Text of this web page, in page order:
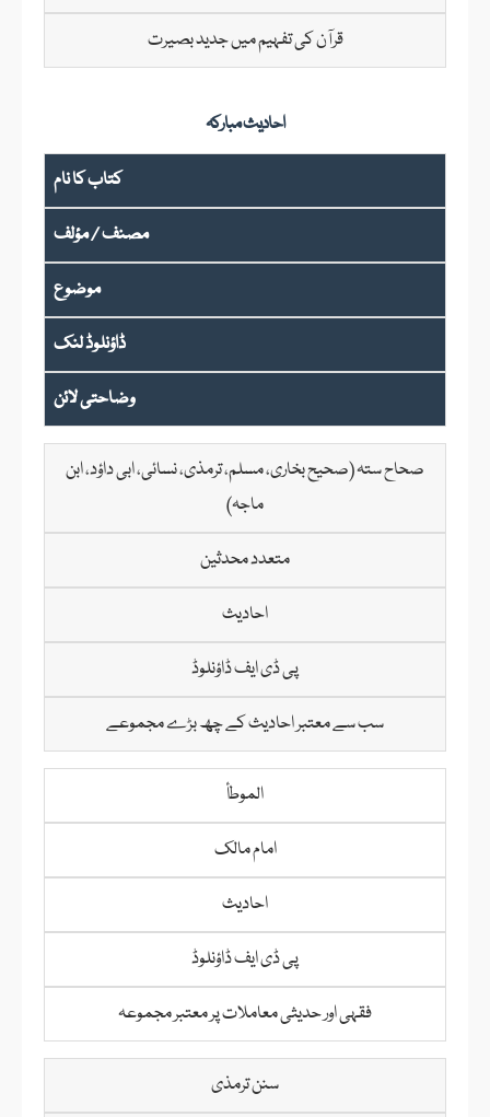
قرآن کی تفہیم میں جدید بصیرت
احادیث مبارکہ
کتاب کا نام
مصنف / مؤلف
موضوع
ڈاؤنلوڈ لنک
وضاحتی لائن
صحاح ستہ (صحیح بخاری، مسلم، ترمذی، نسائی، ابی داؤد، ابن
ماجہ)
متعدد محدثین
احادیث
پی ڈی ایف ڈاؤنلوڈ
سب سے معتبر احادیث کے چھ بڑے مجموعے
الموطأ
امام مالک
احادیث
پی ڈی ایف ڈاؤنلوڈ
فقہی اور حدیثی معاملات پر معتبر مجموعہ
سنن ترمذی